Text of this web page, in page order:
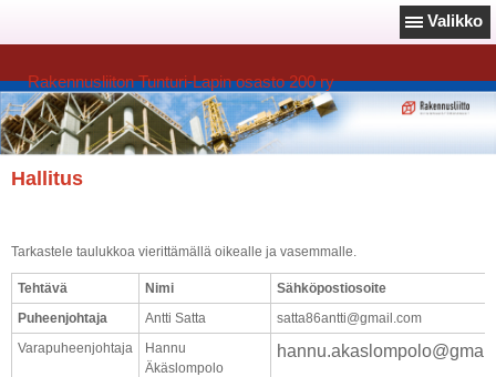
Valikko
Rakennusliiton Tunturi-Lapin osasto 200 ry
Hallitus
Tarkastele taulukkoa vierittämällä oikealle ja vasemmalle.
Tehtävä Nimi
Sähköpostiosoite
Puheenjohtaja
Antti Satta
satta86antti@gmail.com
Varapuheenjohtaja
Hannu
Äkäslompolo